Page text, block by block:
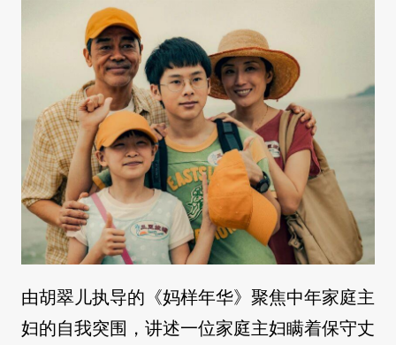
由胡翠儿执导的《妈样年华》聚焦中年家庭主
妇的自我突围，讲述一位家庭主妇瞒着保守丈